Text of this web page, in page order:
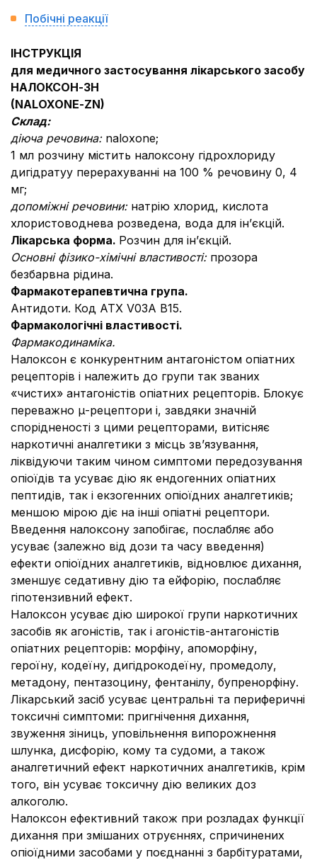
Побічні реакції
ІНСТРУКЦІЯ
для медичного застосування лікарського засобу
НАЛОКСОН-ЗН
(NALOXONЕ-ZN)
Склад:
діюча речовина: naloxone;
1 мл розчину містить налоксону гідрохлориду
дигідратуу перерахуванні на 100 % речовину 0, 4
мг;
допоміжні речовини: натрію хлорид, кислота
хлористоводнева розведена, вода для ін’єкцій.
Лікарська форма. Розчин для ін’єкцій.
Основні фізико-хімічні властивості: прозора
безбарвна рідина.
Фармакотерапевтична група.
Антидоти. Код АТХ V03A B15.
Фармакологічні властивості.
Фармакодинаміка.
Налоксон є конкурентним антагоністом опіатних
рецепторів і належить до групи так званих
«чистих» антагоністів опіатних рецепторів. Блокує
переважно μ-рецептори і, завдяки значній
спорідненості з цими рецепторами, витісняє
наркотичні аналгетики з місць зв’язування,
ліквідуючи таким чином симптоми передозування
опіоїдів та усуває дію як ендогенних опіатних
пептидів, так і екзогенних опіоїдних аналгетиків;
меншою мірою діє на інші опіатні рецептори.
Введення налоксону запобігає, послабляє або
усуває (залежно від дози та часу введення)
ефекти опіоїдних аналгетиків, відновлює дихання,
зменшує седативну дію та ейфорію, послабляє
гіпотензивний ефект.
Налоксон усуває дію широкої групи наркотичних
засобів як агоністів, так і агоністів-антагоністів
опіатних рецепторів: морфіну, апоморфіну,
героїну, кодеїну, дигідрокодеїну, промедолу,
метадону, пентазоцину, фентанілу, бупренорфіну.
Лікарський засіб усуває центральні та периферичні
токсичні симптоми: пригнічення дихання,
звуження зіниць, уповільнення випорожнення
шлунка, дисфорію, кому та судоми, а також
аналгетичний ефект наркотичних аналгетиків, крім
того, він усуває токсичну дію великих доз
алкоголю.
Налоксон ефективний також при розладах функції
дихання при змішаних отруєннях, спричинених
опіоїдними засобами у поєднанні з барбітуратами,